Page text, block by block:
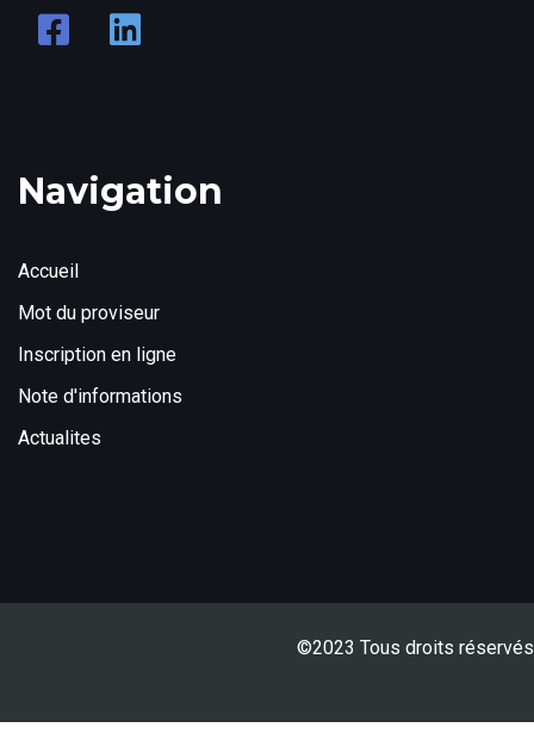
Navigation
Accueil
Mot du proviseur
Inscription en ligne
Note d'informations
Actualites
©2023 Tous droits réservés